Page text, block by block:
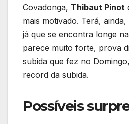
Covadonga, Thibaut Pinot
mais motivado. Terá,
já que se encontra longe
parece muito forte, prova
subida que fez no
record da subida.
Possíveis